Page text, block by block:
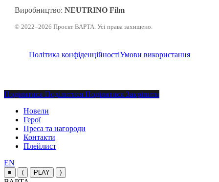
Виробництво: NEUTRINO Film
© 2022–2026 Проєкт ВАРТА. Усі права захищено.
Політика конфіденційностіУмови використання
Поділитися
Поділитися Поділитися Поділитися Закріпити
Закрити
меню
Новели
Герої
Преса та нагороди
Контакти
Плейлист
Перемкнути
мову
сайту
EN
≡ ⟨ PLAY ⟩